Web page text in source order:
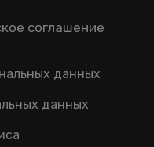
соглашение
данных
данных